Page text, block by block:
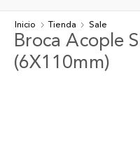
Inicio Tienda Sale
Broca Acople
(6X110mm)